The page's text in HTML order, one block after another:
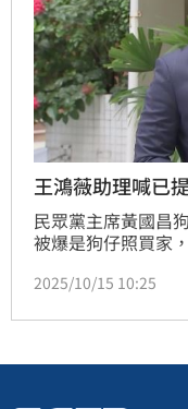
王鴻薇助理喊已
民眾黨主席黃國昌
被爆是狗仔照買家
雯等人昨（14）日
陳又新、許譽騰等
罪板上釘釘，真的
2025/10/15 10:25